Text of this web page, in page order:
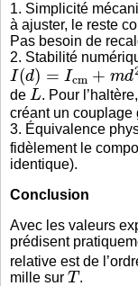
1. Simplicité
à ajuster, le reste
Pas besoin de
2. Stabilité
I(d)=Icm+md2
de
L
. Pour l’haltère,
créant un couplage
3. Équivalence
fidèlement le
identique).
Conclusion
Avec les valeurs
prédisent
relative est de
mille sur
T
.